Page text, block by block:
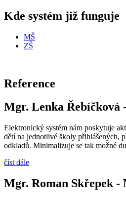
Kde systém již funguje
MŠ
ZŠ
Reference
Mgr. Lenka Řebíčková
Elektronický systém nám poskytuje
dětí na jednotlivé školy přihlášených,
odkladů. Minimalizuje se tak možné
číst dále
Mgr. Roman Skřepek -